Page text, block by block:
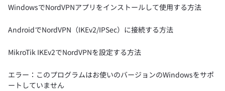
WindowsでNordVPNアプリをインストールして使用する方法
AndroidでNordVPN（IKEv2/IPSec）に接続する方法
MikroTik IKEv2でNordVPNを設定する方法
エラー：このプログラムはお使いのバージョンのWindowsをサポ
ートしていません